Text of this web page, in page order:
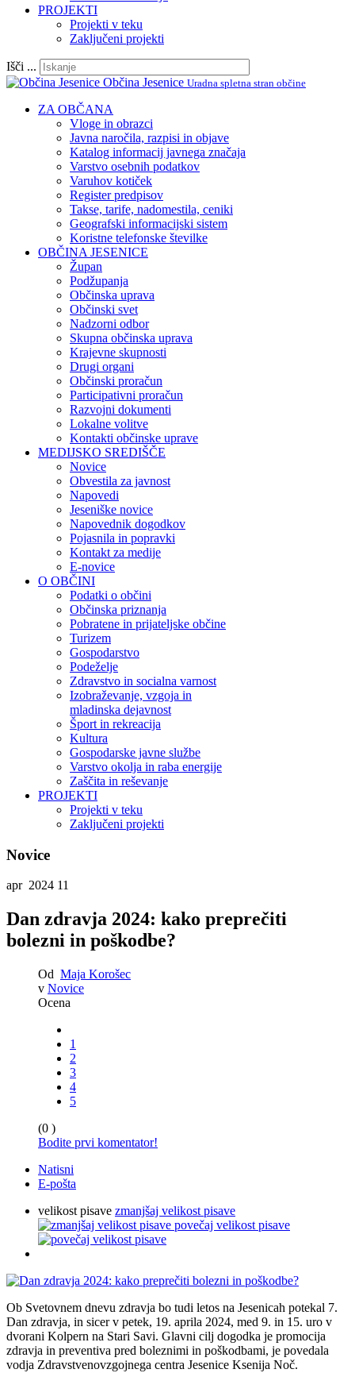
PROJEKTI
Projekti v teku
Zaključeni projekti
Išči ...
Občina Jesenice Uradna spletna stran občine
ZA OBČANA
Vloge in obrazci
Javna naročila, razpisi in objave
Katalog informacij javnega značaja
Varstvo osebnih podatkov
Varuhov kotiček
Register predpisov
Takse, tarife, nadomestila, ceniki
Geografski informacijski sistem
Koristne telefonske številke
OBČINA JESENICE
Župan
Podžupanja
Občinska uprava
Občinski svet
Nadzorni odbor
Skupna občinska uprava
Krajevne skupnosti
Drugi organi
Občinski proračun
Participativni proračun
Razvojni dokumenti
Lokalne volitve
Kontakti občinske uprave
MEDIJSKO SREDIŠČE
Novice
Obvestila za javnost
Napovedi
Jeseniške novice
Napovednik dogodkov
Pojasnila in popravki
Kontakt za medije
E-novice
O OBČINI
Podatki o občini
Občinska priznanja
Pobratene in prijateljske občine
Turizem
Gospodarstvo
Podeželje
Zdravstvo in socialna varnost
Izobraževanje, vzgoja in
mladinska dejavnost
Šport in rekreacija
Kultura
Gospodarske javne službe
Varstvo okolja in raba energije
Zaščita in reševanje
PROJEKTI
Projekti v teku
Zaključeni projekti
Novice
apr 2024 11
Dan zdravja 2024: kako preprečiti
bolezni in poškodbe?
Od Maja Korošec
v Novice
Ocena
1
2
3
4
5
(0 )
Bodite prvi komentator!
Natisni
E-pošta
velikost pisave zmanjšaj velikost pisave
povečaj velikost pisave
Ob Svetovnem dnevu zdravja bo tudi letos na Jesenicah potekal 7.
Dan zdravja, in sicer v petek, 19. aprila 2024, med 9. in 15. uro v
dvorani Kolpern na Stari Savi. Glavni cilj dogodka je promocija
zdravja in preventiva pred boleznimi in poškodbami, je povedala
vodja Zdravstvenovzgojnega centra Jesenice Ksenija Noč.